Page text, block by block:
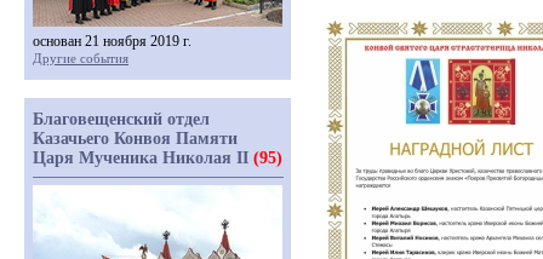
основан 21 ноября 2019 г.
Другие события
Благовещенский отдел
Казачьего Конвоя Памяти
Царя Мученика Николая II (95)